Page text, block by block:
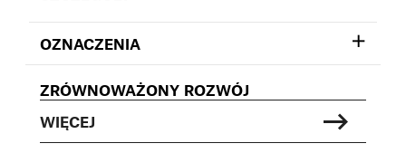
OZNACZENIA
ZRÓWNOWAŻONY ROZWÓJ
WIĘCEJ